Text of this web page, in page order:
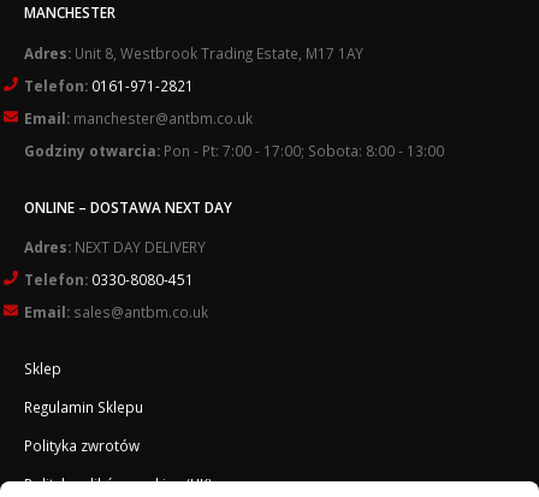
MANCHESTER
Adres: Unit 8, Westbrook Trading Estate, M17 1AY
Telefon: 0161-971-2821
Email: manchester@antbm.co.uk
Godziny otwarcia: Pon - Pt: 7:00 - 17:00; Sobota: 8:00 - 13:00
ONLINE – DOSTAWA NEXT DAY
Adres: NEXT DAY DELIVERY
Telefon: 0330-8080-451
Email: sales@antbm.co.uk
Sklep
Regulamin Sklepu
Polityka zwrotów
Polityka plików cookies (UK)